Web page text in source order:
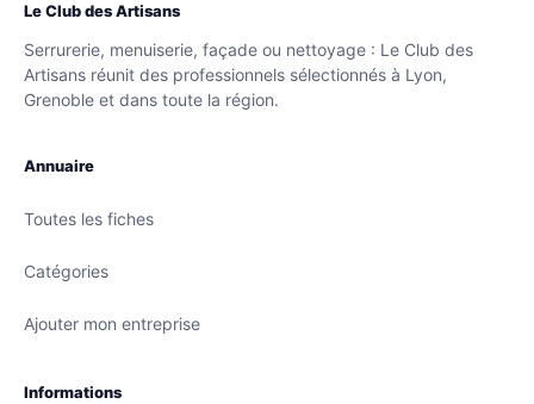
Le Club des Artisans
Serrurerie, menuiserie, façade ou nettoyage : Le Club des
Artisans réunit des professionnels sélectionnés à Lyon,
Grenoble et dans toute la région.
Annuaire
Toutes les fiches
Catégories
Ajouter mon entreprise
Informations